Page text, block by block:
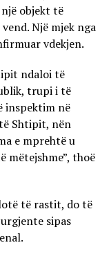
objekt të
Një mjek nga
vdekjen.
ndaloi të
trupi i të
inspektim në
Shtipit, nën
e mprehtë u
mëtejshme”, thoë
të rastit, do të
sipas